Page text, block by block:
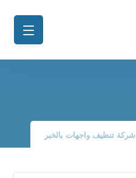
شركة تنظيف واجهات بالخبر